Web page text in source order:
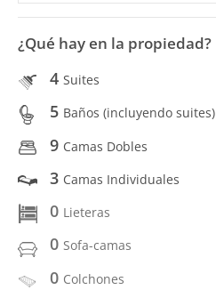
¿Qué hay en la propiedad?
4 Suites
5 Baños (incluyendo suites)
9 Camas Dobles
3 Camas Individuales
0 Lieteras
0 Sofa-camas
0 Colchones